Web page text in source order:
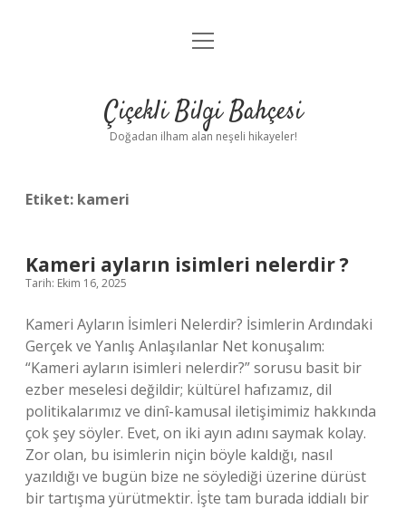
Anasayfa
Yasal Uyarı
menüyü
Çiçekli Bilgi Bahçesi
Doğadan ilham alan neşeli hikayeler!
Etiket: kameri
Kameri ayların isimleri nelerdir ?
Tarih: Ekim 16, 2025
Kameri Ayların İsimleri Nelerdir? İsimlerin Ardındaki
Gerçek ve Yanlış Anlaşılanlar Net konuşalım:
“Kameri ayların isimleri nelerdir?” sorusu basit bir
ezber meselesi değildir; kültürel hafızamız, dil
politikalarımız ve dinî-kamusal iletişimimiz hakkında
çok şey söyler. Evet, on iki ayın adını saymak kolay.
Zor olan, bu isimlerin niçin böyle kaldığı, nasıl
yazıldığı ve bugün bize ne söylediği üzerine dürüst
bir tartışma yürütmektir. İşte tam burada iddialı bir